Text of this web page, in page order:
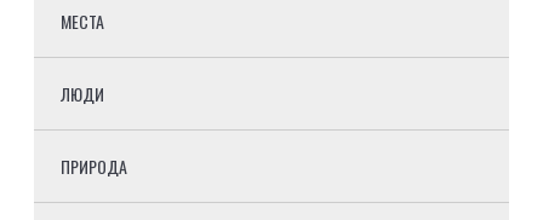
МЕСТА
ЛЮДИ
ПРИРОДА